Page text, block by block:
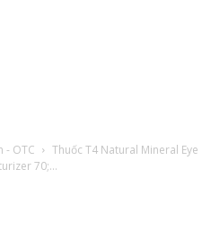
- OTC
Thuốc T4 Natural Mineral Eye
70;...